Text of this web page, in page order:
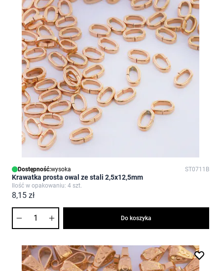
Dostępność:wysoka ST0711B
Krawatka prosta owal ze stali 2,5x12,5mm
Ilość w opakowaniu: 4 szt.
8,15 zł
Do koszyka